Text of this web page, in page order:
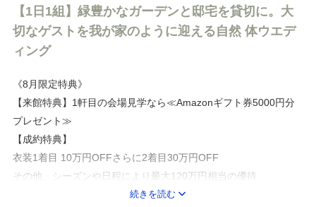
好きなものや大切な人たちに囲まれて、
「ふたりだけの特別な日」を紡いで。
【1日1組】緑豊かなガーデンと邸宅を貸切に。大
切なゲストを我が家のように迎える自然 体ウエデ
ィング
《8月限定特典》
【来館特典】1軒目の会場見学なら≪Amazonギフト券5000円分
プレゼント≫
【成約特典】
衣装1着目 10万円OFFさらに2着目30万円OFF
その他、シーズンや日程により最大120万円相当の優待
続きを読む